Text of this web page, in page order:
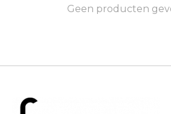
Geen producten